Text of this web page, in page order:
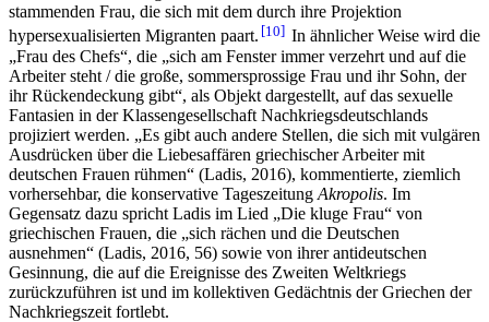
stammenden Frau, die sich mit dem durch ihre Projektion
hypersexualisierten Migranten paart. 10
In ähnlicher Weise wird die
„Frau des Chefs“, die „sich am Fenster immer verzehrt und auf die
Arbeiter steht / die große, sommersprossige Frau und ihr Sohn, der
ihr Rückendeckung gibt“, als Objekt dargestellt, auf das sexuelle
Fantasien in der Klassengesellschaft Nachkriegsdeutschlands
projiziert werden. „Es gibt auch andere Stellen, die sich mit vulgären
Ausdrücken über die Liebesaffären griechischer Arbeiter mit
deutschen Frauen rühmen“ (Ladis, 2016), kommentierte, ziemlich
vorhersehbar, die konservative Tageszeitung Akropolis. Im
Gegensatz dazu spricht Ladis im Lied „Die kluge Frau“ von
griechischen Frauen, die „sich rächen und die Deutschen
ausnehmen“ (Ladis, 2016, 56) sowie von ihrer antideutschen
Gesinnung, die auf die Ereignisse des Zweiten Weltkriegs
zurückzuführen ist und im kollektiven Gedächtnis der Griechen der
Nachkriegszeit fortlebt.